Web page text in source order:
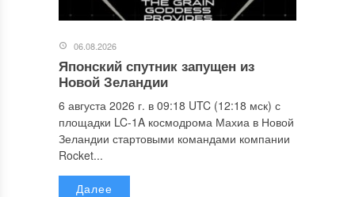
06.08.2026
Японский спутник запущен из
Новой Зеландии
6 августа 2026 г. в 09:18 UTC (12:18 мск) с
площадки LC-1A космодрома Махиа в Новой
Зеландии стартовыми командами компании
Rocket...
Далее